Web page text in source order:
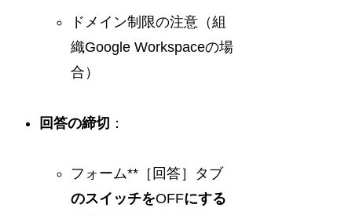
ドメイン制限の注意（組
織Google Workspaceの場
合）
回答の締切 ：
フォーム**［回答］タブ
のスイッチをOFFにする